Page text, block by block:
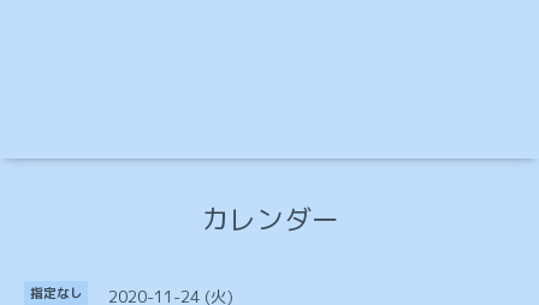
カレンダー
指定なし 2020-11-24 (火)